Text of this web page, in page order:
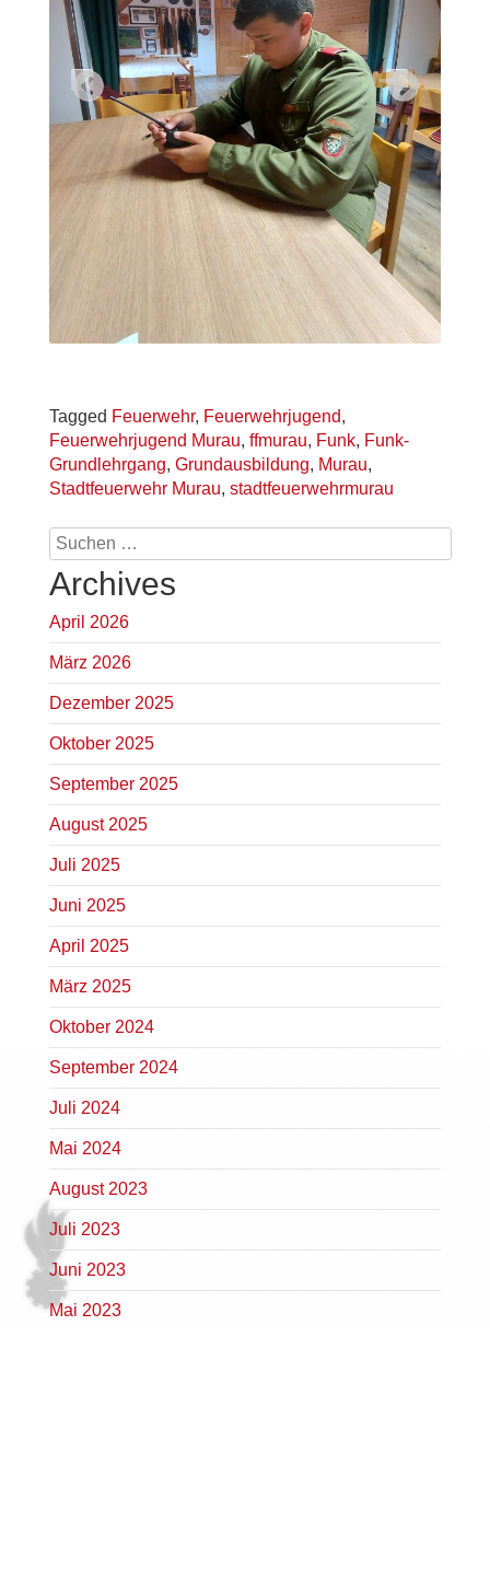
Tagged Feuerwehr, Feuerwehrjugend,
Feuerwehrjugend Murau, ffmurau, Funk, Funk-
Grundlehrgang, Grundausbildung, Murau,
Stadtfeuerwehr Murau, stadtfeuerwehrmurau
Suchen
nach:
Archives
April 2026
März 2026
Dezember 2025
Oktober 2025
September 2025
August 2025
Juli 2025
Juni 2025
April 2025
März 2025
Oktober 2024
September 2024
Juli 2024
Mai 2024
August 2023
Juli 2023
Juni 2023
Mai 2023